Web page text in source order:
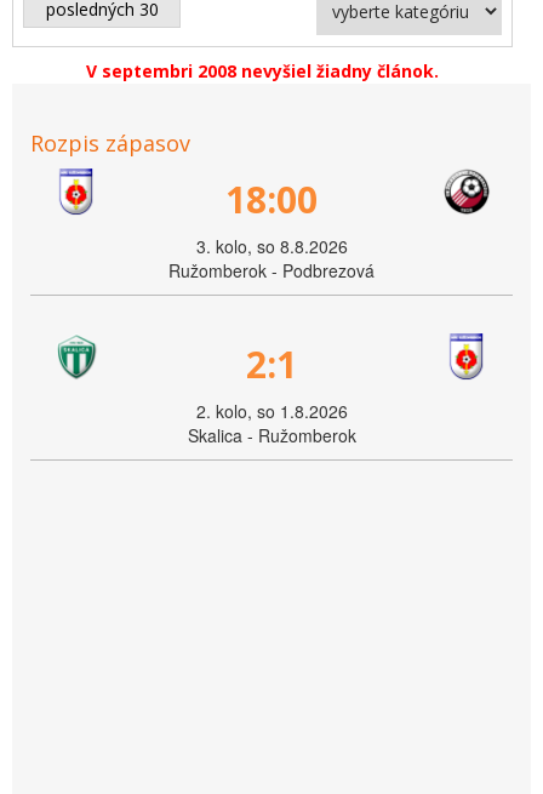
posledných 30
V septembri 2008 nevyšiel žiadny článok.
Rozpis zápasov
18:00
3. kolo, so 8.8.2026
Ružomberok - Podbrezová
2:1
2. kolo, so 1.8.2026
Skalica - Ružomberok